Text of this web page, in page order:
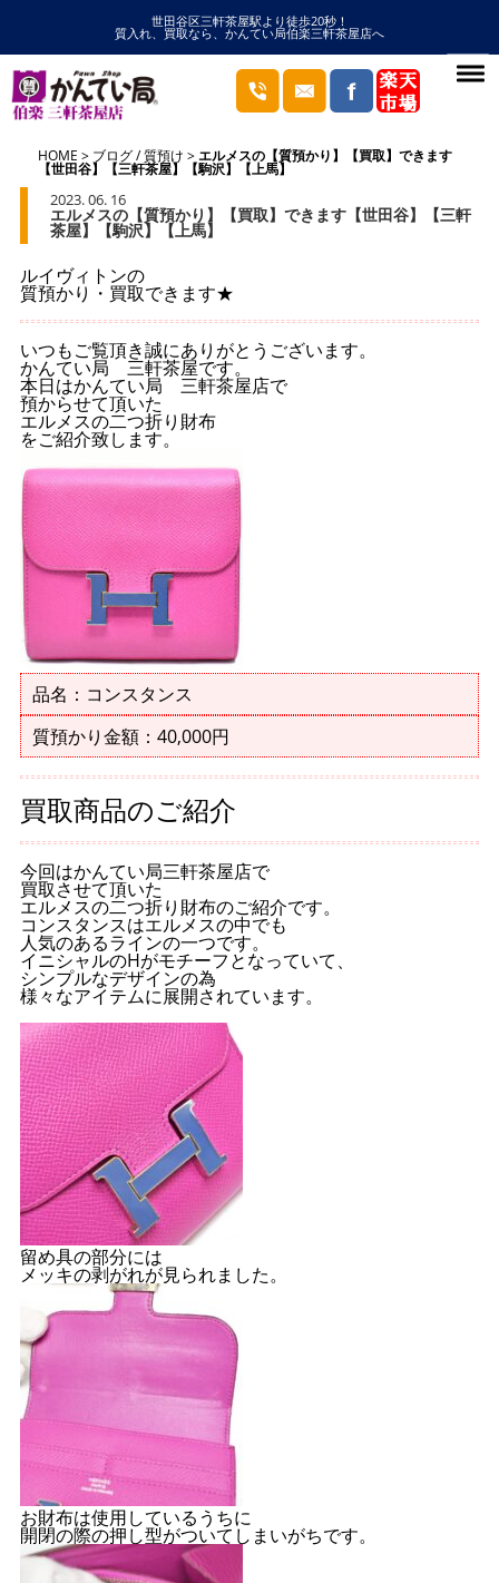
世田谷区三軒茶屋駅より徒歩20秒！
質入れ、買取なら、かんてい局伯楽三軒茶屋店へ
HOME ブログ/質預け エルメスの【質預かり】【買取】できます
【世田谷】【三軒茶屋】【駒沢】【上馬】
2023. 06. 16
エルメスの【質預かり】【買取】できます【世田谷】【三軒
茶屋】【駒沢】【上馬】
ルイヴィトンの
質預かり・買取できます★
いつもご覧頂き誠にありがとうございます。
かんてい局 三軒茶屋です。
本日はかんてい局 三軒茶屋店で
預からせて頂いた
エルメスの二つ折り財布
をご紹介致します。
品名：コンスタンス
質預かり金額：40,000円
買取商品のご紹介
今回はかんてい局三軒茶屋店で
買取させて頂いた
エルメスの二つ折り財布のご紹介です。
コンスタンスはエルメスの中でも
人気のあるラインの一つです。
イニシャルのHがモチーフとなっていて、
シンプルなデザインの為
様々なアイテムに展開されています。
留め具の部分には
メッキの剥がれが見られました。
お財布は使用しているうちに
開閉の際の押し型がついてしまいがちです。